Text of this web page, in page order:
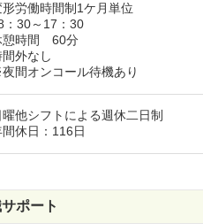
形労働時間制1ケ月単位
：30～17：30
憩時間 60分
間外なし
間オンコール待機あり
曜他シフトによる週休二日制
間休日：116日
ポート